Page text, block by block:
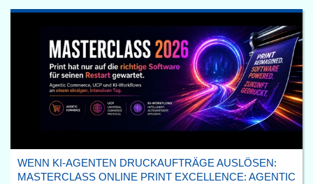
WENN KI-AGENTEN DRUCKAUFTRÄGE AUSLÖSEN:
MASTERCLASS ONLINE PRINT EXCELLENCE: AGENTIC